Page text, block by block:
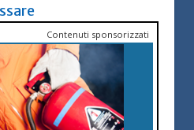
Contenuti sponsorizzati